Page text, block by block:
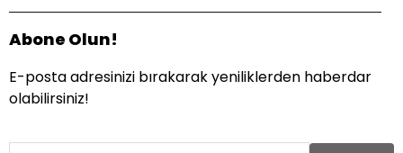
Abone Olun!
E-posta adresinizi bırakarak yeniliklerden haberdar
olabilirsiniz!